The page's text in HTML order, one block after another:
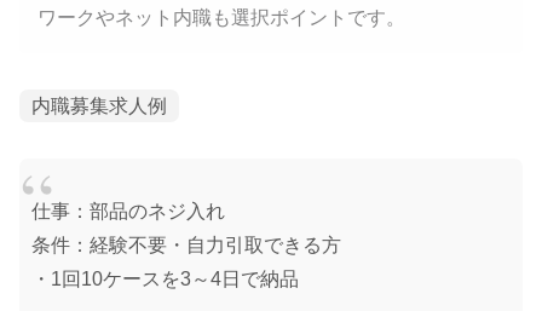
ワークやネット内職も選択ポイントです。
内職募集求人例
仕事：部品のネジ入れ
条件：経験不要・自力引取できる方
・1回10ケースを3～4日で納品